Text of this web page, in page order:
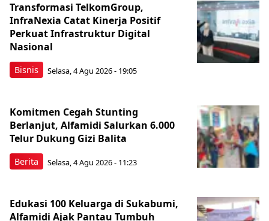
Bisnis
Transformasi TelkomGroup,
InfraNexia Catat Kinerja Positif
Perkuat Infrastruktur Digital
Nasional
Selasa, 4 Agu 2026 - 19:05
Berita
Komitmen Cegah Stunting
Berlanjut, Alfamidi Salurkan 6.000
Telur Dukung Gizi Balita
Selasa, 4 Agu 2026 - 11:23
Edukasi 100 Keluarga di Sukabumi,
Alfamidi Ajak Pantau Tumbuh